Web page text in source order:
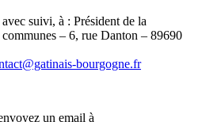
suivi, à : Président de la
– 6, rue Danton – 89690
bourgogne.fr
un email à